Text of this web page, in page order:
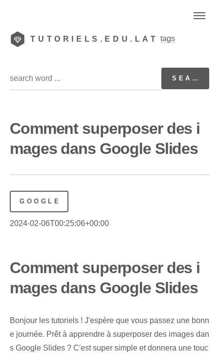
TUTORIELS.EDU.LAT tags
Comment superposer des i
mages dans Google Slides
GOOGLE
2024-02-06T00:25:06+00:00
Comment superposer des i
mages dans Google Slides
Bonjour les tutoriels ! J'espère que vous passez une bonn
e journée. Prêt à apprendre à superposer des images dan
s Google Slides ? C'est super simple et donnera une touc